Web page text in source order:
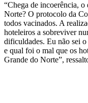
“Chega de incoerência,
Norte? O protocolo da
todos vacinados. A
hoteleiros a sobreviver
dificuldades. Eu não sei
e qual foi o mal que os
Grande do Norte”,